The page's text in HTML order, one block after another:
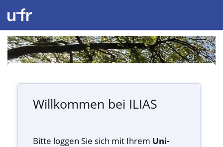
Willkommen bei ILIAS
Bitte loggen Sie sich mit Ihrem Uni-